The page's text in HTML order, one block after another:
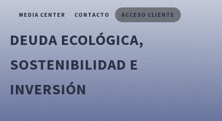
MEDIA CENTER CONTACTO ACCESO CLIENTE
DEUDA ECOLÓGICA,
SOSTENIBILIDAD E
INVERSIÓN